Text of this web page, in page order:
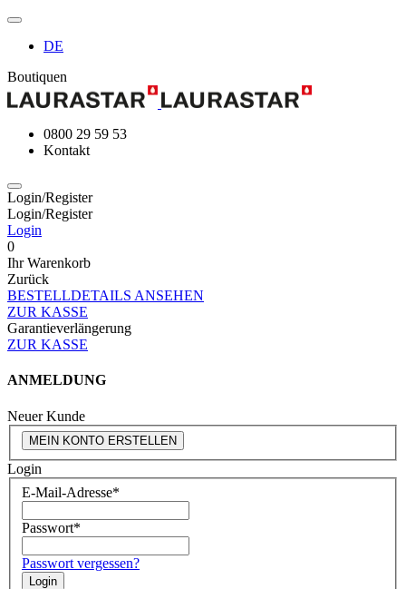
DE
Boutiquen
0800 29 59 53
Kontakt
Login/Register
Login/Register
Login
0
Ihr Warenkorb
Zurück
BESTELLDETAILS ANSEHEN
ZUR KASSE
Garantieverlängerung
ZUR KASSE
ANMELDUNG
Neuer Kunde
MEIN KONTO ERSTELLEN
Login
E-Mail-Adresse*
Passwort*
Passwort vergessen?
Login